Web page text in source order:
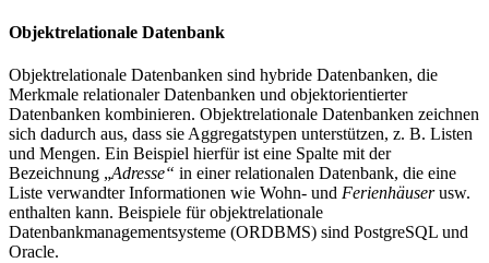
Objektrelationale Datenbank
Objektrelationale Datenbanken sind hybride Datenbanken, die
Merkmale relationaler Datenbanken und objektorientierter
Datenbanken kombinieren. Objektrelationale Datenbanken zeichnen
sich dadurch aus, dass sie Aggregatstypen unterstützen, z. B. Listen
und Mengen. Ein Beispiel hierfür ist eine Spalte mit der
Bezeichnung „Adresse“ in einer relationalen Datenbank, die eine
Liste verwandter Informationen wie Wohn- und Ferienhäuserusw.
enthalten kann. Beispiele für objektrelationale
Datenbankmanagementsysteme (ORDBMS) sind PostgreSQL und
Oracle.